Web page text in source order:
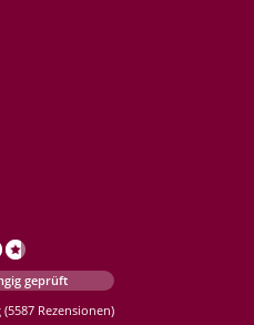
geprüft
(5587 Rezensionen)